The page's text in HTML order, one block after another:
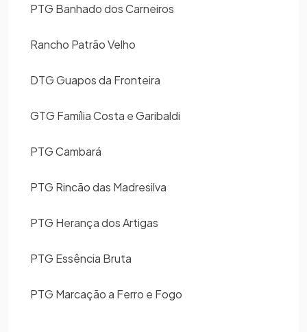
PTG Banhado dos Carneiros
Rancho Patrão Velho
DTG Guapos da Fronteira
GTG Família Costa e Garibaldi
PTG Cambará
PTG Rincão das Madresilva
PTG Herança dos Artigas
PTG Essência Bruta
PTG Marcação a Ferro e Fogo